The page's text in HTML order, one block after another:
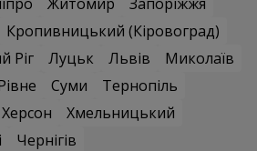
Кропивницький (Кіровоград)
Ріг Луцьк Львів
Миколаїв
Суми
Тернопіль
Херсон
Хмельницький
Чернігів